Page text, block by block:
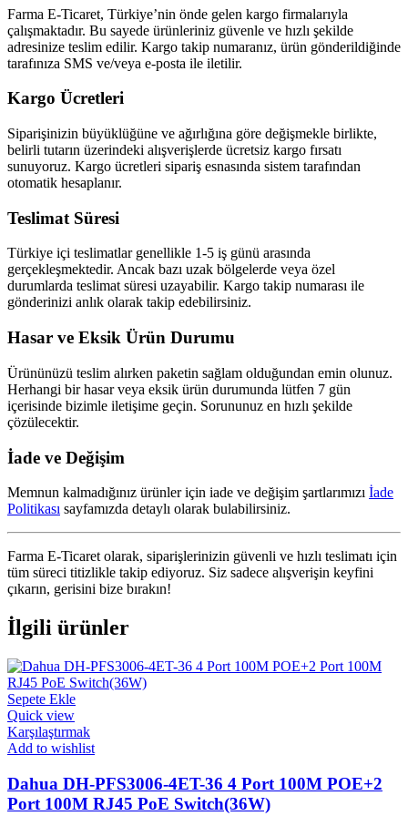
Farma E-Ticaret, Türkiye’nin önde gelen kargo firmalarıyla
çalışmaktadır. Bu sayede ürünleriniz güvenle ve hızlı şekilde
adresinize teslim edilir. Kargo takip numaranız, ürün gönderildiğinde
tarafınıza SMS ve/veya e-posta ile iletilir.
Kargo Ücretleri
Siparişinizin büyüklüğüne ve ağırlığına göre değişmekle birlikte,
belirli tutarın üzerindeki alışverişlerde ücretsiz kargo fırsatı
sunuyoruz. Kargo ücretleri sipariş esnasında sistem tarafından
otomatik hesaplanır.
Teslimat Süresi
Türkiye içi teslimatlar genellikle 1-5 iş günü arasında
gerçekleşmektedir. Ancak bazı uzak bölgelerde veya özel
durumlarda teslimat süresi uzayabilir. Kargo takip numarası ile
gönderinizi anlık olarak takip edebilirsiniz.
Hasar ve Eksik Ürün Durumu
Ürününüzü teslim alırken paketin sağlam olduğundan emin olunuz.
Herhangi bir hasar veya eksik ürün durumunda lütfen 7 gün
içerisinde bizimle iletişime geçin. Sorununuz en hızlı şekilde
çözülecektir.
İade ve Değişim
Memnun kalmadığınız ürünler için iade ve değişim şartlarımızı İade
Politikası sayfamızda detaylı olarak bulabilirsiniz.
Farma E-Ticaret olarak, siparişlerinizin güvenli ve hızlı teslimatı için
tüm süreci titizlikle takip ediyoruz. Siz sadece alışverişin keyfini
çıkarın, gerisini bize bırakın!
İlgili ürünler
Sepete Ekle
Quick view
Karşılaştırmak
Add to wishlist
Dahua DH-PFS3006-4ET-36 4 Port 100M POE+2
Port 100M RJ45 PoE Switch(36W)